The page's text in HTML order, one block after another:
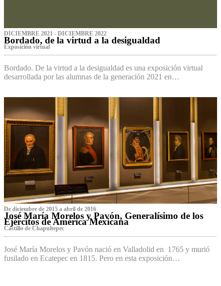
DICIEMBRE 2021 - DICIEMBRE 2022
Bordado, de la virtud a la desigualdad
Exposición virtual‌
Bordado. De la virtud a la desigualdad es una exposición virtual
desarrollada por las alumnas de la generación 2021 en…
De diciembre de 2015 a abril de 2016
José María Morelos y Pavón, Generalísimo de los
Ejércitos de América Mexicana
C‌astillo de Chapultepec
José María Morelos y Pavón nació en Valladolid en 1765 y murió
fusilado en Ecatepec en 1815. Pero en esta exposición…